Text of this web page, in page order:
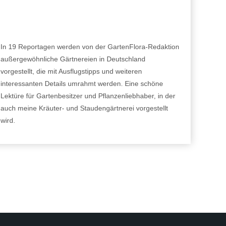
In 19 Reportagen werden von der GartenFlora-Redaktion
außergewöhnliche Gärtnereien in Deutschland
vorgestellt, die mit Ausflugstipps und weiteren
interessanten Details umrahmt werden. Eine schöne
Lektüre für Gartenbesitzer und Pflanzenliebhaber, in der
auch meine Kräuter- und Staudengärtnerei vorgestellt
wird.